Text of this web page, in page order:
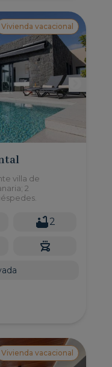
Vivienda vacacional
villa de
2
2
Vivienda vacacional